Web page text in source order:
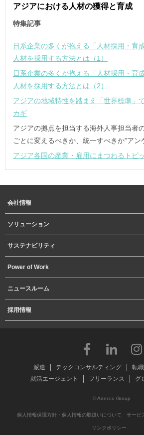
アジアにおける人材の獲得と育成
特集記事
日系企業の多くが抱える「人材採用・育
人材を採用する方法とは（1）
日系企業の多くが抱える「人材採用・育
人材を採用する方法とは（2）
アジアの地域特性を踏まえ「世界標準」
カギ
アジアの拠点を担当する海外人事担当者
ごとに変えるべきか、統一すべきか”アン
アジア各国の産業・雇用にまつわるトピ
会社情報
ソリューション
サステナビリティ
Power of Work
ニュースルーム
採用情報
派遣 テックコンサルティング
転
就活エージェント
フリーランス グ
© Adecco Group
個人情報保護方針・個人情報の取扱いについて サービ
リンクポリシー